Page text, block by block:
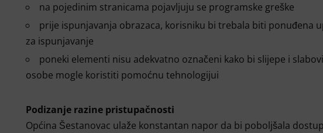
na pojedinim stranicama pojavljuju se programske greške
prije ispunjavanja obrazaca, korisniku bi trebala biti ponuđena
za ispunjavanje
poneki elementi nisu adekvatno označeni kako bi slijepe i
osobe mogle koristiti pomoćnu tehnologijui
Podizanje razine pristupačnosti
Općina Šestanovac ulaže konstantan napor da bi poboljšala